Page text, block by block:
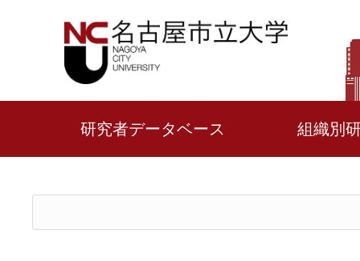
研究者データベース 組織別